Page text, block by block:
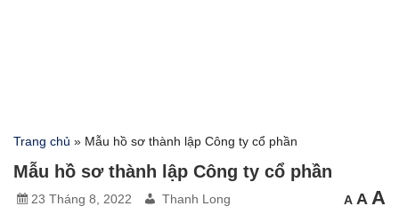
Trang chủ » Mẫu hồ sơ thành lập Công ty cổ phần
Mẫu hồ sơ thành lập Công ty cổ phần
23 Tháng 8, 2022 Thanh Long A Cỡ
chữ
nhỏ
A Cỡ
chữ
A